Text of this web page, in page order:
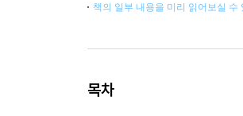
책의 일부 내용을 미리 읽어보실 수
목차